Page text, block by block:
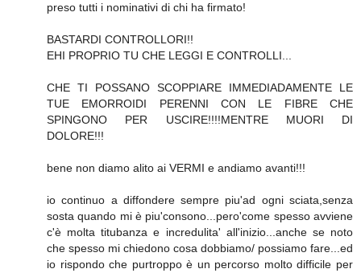
preso tutti i nominativi di chi ha firmato!
BASTARDI CONTROLLORI!!
EHI PROPRIO TU CHE LEGGI E CONTROLLI...
CHE TI POSSANO SCOPPIARE IMMEDIADAMENTE LE
TUE EMORROIDI PERENNI CON LE FIBRE CHE
SPINGONO PER USCIRE!!!!MENTRE MUORI DI
DOLORE!!!
bene non diamo alito ai VERMI e andiamo avanti!!!
io continuo a diffondere sempre piu'ad ogni sciata,senza
sosta quando mi è piu'consono...pero'come spesso avviene
c'è molta titubanza e incredulita' all'inizio...anche se noto
che spesso mi chiedono cosa dobbiamo/ possiamo fare...ed
io rispondo che purtroppo è un percorso molto difficile per